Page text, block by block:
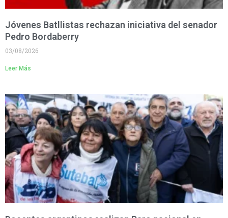
Jóvenes Batllistas rechazan iniciativa del senador
Pedro Bordaberry
03/08/2026
Leer Más